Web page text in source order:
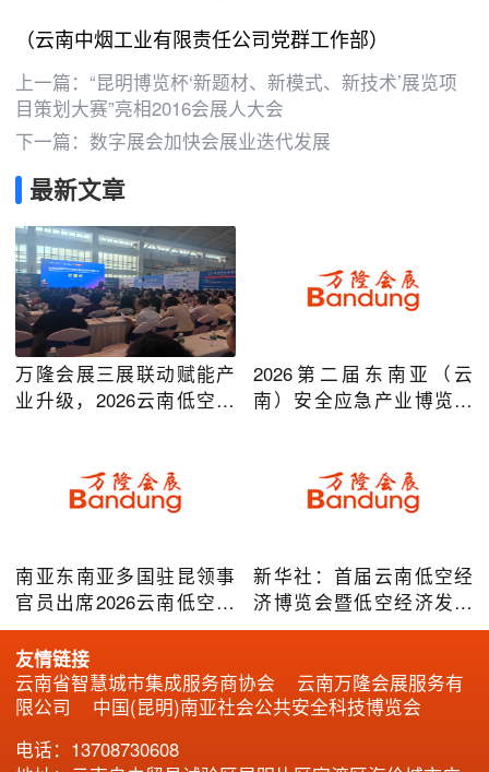
（云南中烟工业有限责任公司党群工作部）
上一篇： “昆明博览杯‘新题材、新模式、新技术’展览项
目策划大赛”亮相2016会展人大会
下一篇： 数字展会加快会展业迭代发展
最新文章
万隆会展三展联动赋能产
业升级，2026云南低空经
2026第二届东南亚（云
南）安全应急产业博览会
南亚东南亚多国驻昆领事
官员出席2026云南低空经
济博览会，共谋跨境无人
机产业合作
新华社：首届云南低空经
济博览会暨低空经济发展
大会成效凸显
友情链接
云南省智慧城市集成服务商协会
云南万隆会展服务有
限公司
中国(昆明)南亚社会公共安全科技博览会
电话：13708730608